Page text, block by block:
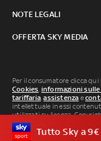
NOTE LEGALI
OFFERTA SKY MEDIA
Per il consumatore clicca
Cookies, informazioni
tariffaria,assistenza e
intellettuale in essi
utilizzati su licenza.
20138 Milano P.IVA
3035-1545.Segnalazione
Tutto Sky a